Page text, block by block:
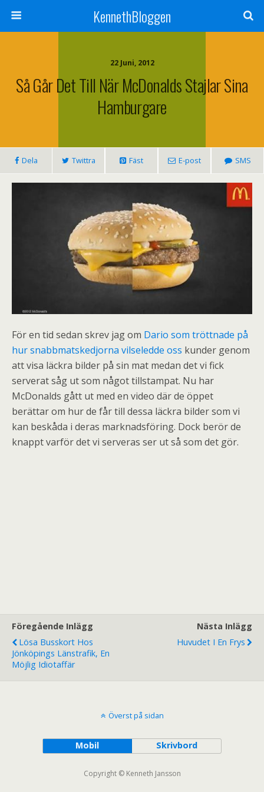
KennethBloggen
22 Juni, 2012
Så Går Det Till När McDonalds Stajlar Sina
Hamburgare
Dela Twittra Fäst E-post SMS
För en tid sedan skrev jag om Dario som tröttnade på
hur snabbmatskedjorna vilseledde oss kunder genom
att visa läckra bilder på sin mat medan det vi fick
serverat såg ut som något tillstampat. Nu har
McDonalds gått ut med en video där de öppet
berättar om hur de får till dessa läckra bilder som vi
kan beskåda i deras marknadsföring. Dock berör de
knappt varför det vi serveras ser ut så som det gör.
Föregående Inlägg
Lösa Busskort Hos
Jönköpings Länstrafik, En
Möjlig Idiotaffär
Nästa Inlägg
Huvudet I En Frys
Överst på sidan
Mobil Skrivbord
Copyright © Kenneth Jansson